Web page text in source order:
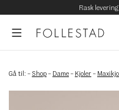
Rask
Gå til: – Shop – Dame – Kjoler –